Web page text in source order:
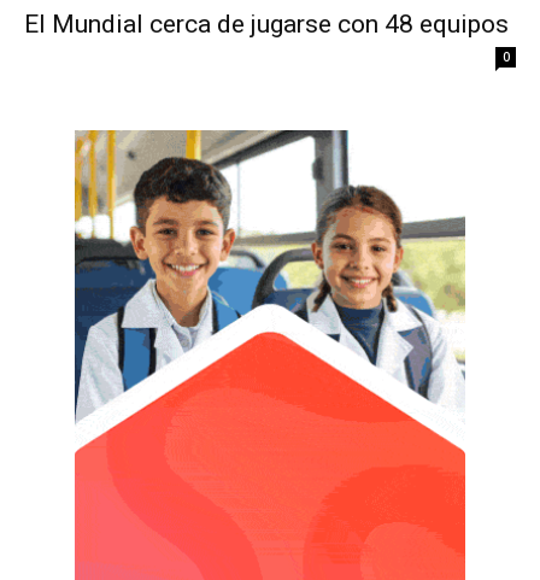
El Mundial cerca de jugarse con 48 equipos
0